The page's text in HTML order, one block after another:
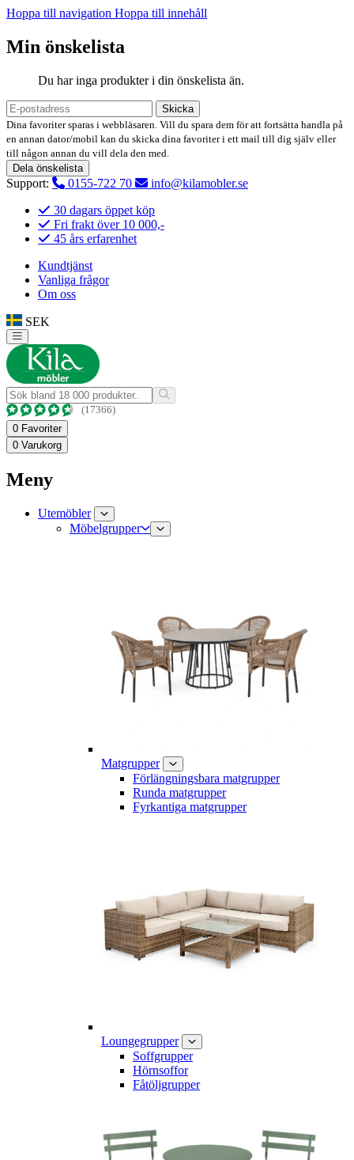
Hoppa till navigation Hoppa till innehåll
Min önskelista
Du har inga produkter i din önskelista än.
Skicka
Dina favoriter sparas i webbläsaren. Vill du spara dem för att fortsätta handla på
en annan dator/mobil kan du skicka dina favoriter i ett mail till dig själv eller
till någon annan du vill dela den med.
Dela önskelista
Support: 0155-722 70
info@kilamobler.se
30 dagars öppet köp
Fri frakt över 10 000,-
45 års erfarenhet
Kundtjänst
Vanliga frågor
Om oss
SEK
(17366)
0 Favoriter
0 Varukorg
Meny
Utemöbler
Möbelgrupper
Matgrupper
Förlängningsbara matgrupper
Runda matgrupper
Fyrkantiga matgrupper
Loungegrupper
Soffgrupper
Hörnsoffor
Fåtöljgrupper